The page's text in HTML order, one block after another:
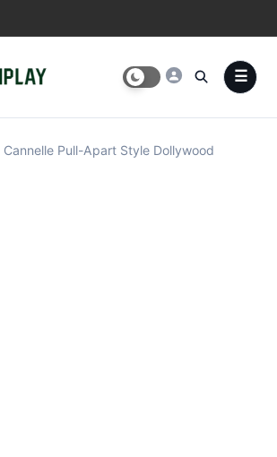
Cannelle Pull-Apart Style Dollywood